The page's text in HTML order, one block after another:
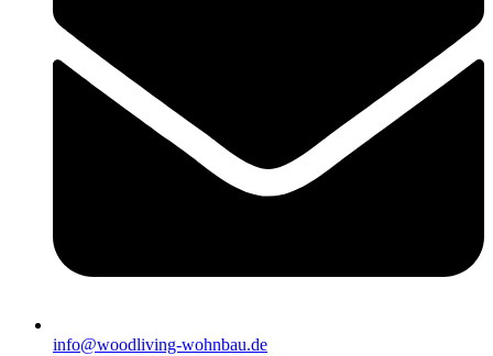
info@woodliving-wohnbau.de